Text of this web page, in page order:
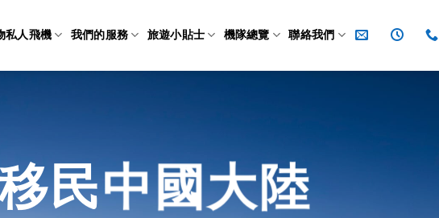
私人飛機 我們的服務 旅遊小貼士 機隊總覽 聯絡我們
民中國大陸